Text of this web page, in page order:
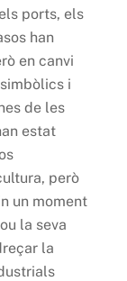
ports, els
han
en canvi
i
de les
estat
però
un moment
la seva
la